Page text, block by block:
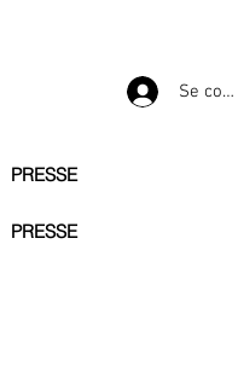
Se
PRESSE
PRESSE